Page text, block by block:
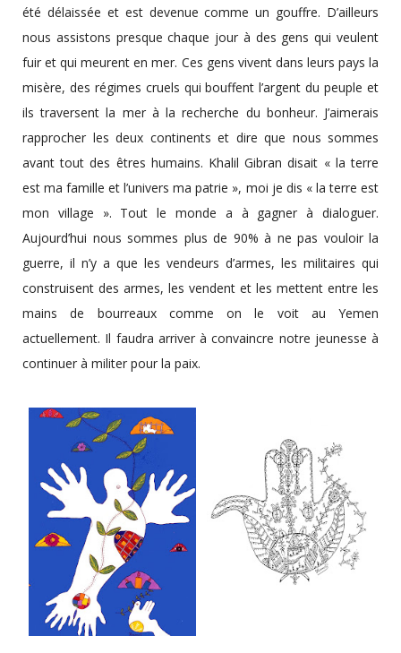
été délaissée et est devenue comme un gouffre. D’ailleurs
nous assistons presque chaque jour à des gens qui veulent
fuir et qui meurent en mer. Ces gens vivent dans leurs pays la
misère, des régimes cruels qui bouffent l’argent du peuple et
ils traversent la mer à la recherche du bonheur. J’aimerais
rapprocher les deux continents et dire que nous sommes
avant tout des êtres humains. Khalil Gibran disait « la terre
est ma famille et l’univers ma patrie », moi je dis « la terre est
mon village ». Tout le monde a à gagner à dialoguer.
Aujourd’hui nous sommes plus de 90% à ne pas vouloir la
guerre, il n’y a que les vendeurs d’armes, les militaires qui
construisent des armes, les vendent et les mettent entre les
mains de bourreaux comme on le voit au Yemen
actuellement. Il faudra arriver à convaincre notre jeunesse à
continuer à militer pour la paix.